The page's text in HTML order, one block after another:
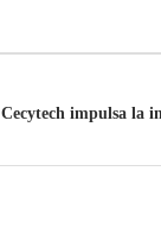
Cecytech impulsa la